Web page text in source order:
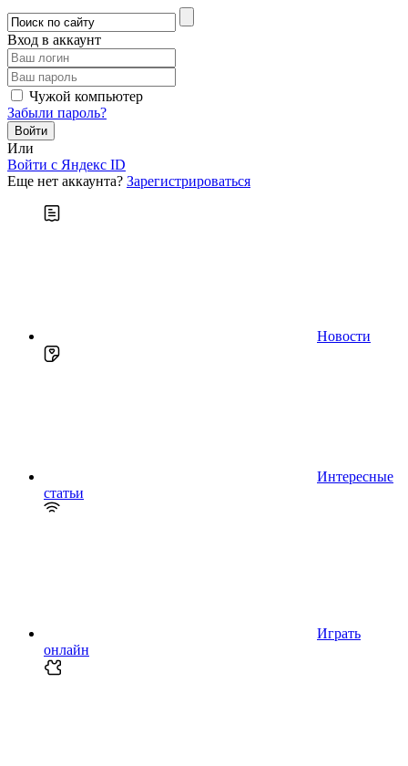
Вход в аккаунт
Чужой компьютер
Забыли пароль?
Или
Войти c Яндекс ID
Еще нет аккаунта? Зарегистрироваться
Новости
Интересные
статьи
Играть
онлайн